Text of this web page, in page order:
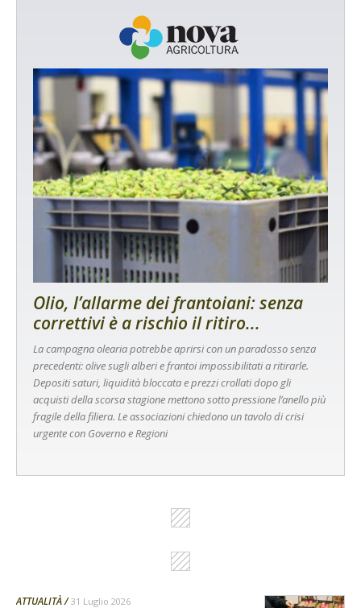
Olio, l’allarme dei frantoiani: senza
correttivi è a rischio il ritiro...
La campagna olearia potrebbe aprirsi con un paradosso senza
precedenti: olive sugli alberi e frantoi impossibilitati a ritirarle.
Depositi saturi, liquidità bloccata e prezzi crollati dopo gli
acquisti della scorsa stagione mettono sotto pressione l’anello più
fragile della filiera. Le associazioni chiedono un tavolo di crisi
urgente con Governo e Regioni
ATTUALITÀ 31 Luglio 2026